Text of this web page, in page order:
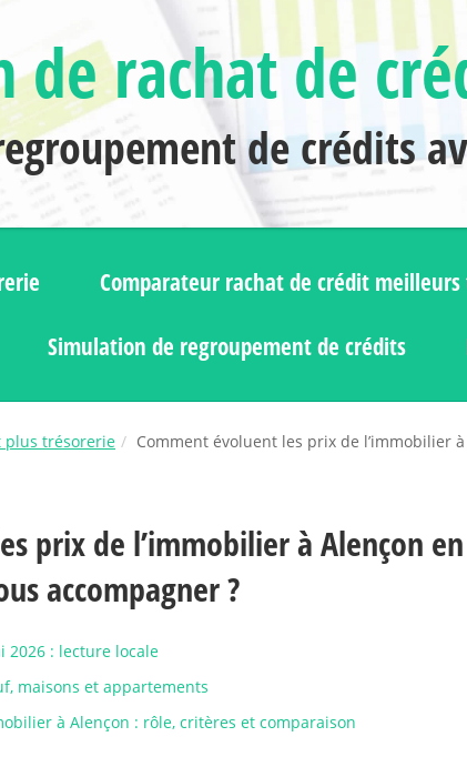
de rachat de
de crédits
Comparateur rachat de crédit
Simulation de regroupement de crédits
plus trésorerie Comment évoluent les prix de l’immobilier
prix de l’immobilier à Alençon
accompagner ?
2026 : lecture locale
maisons et appartements
à Alençon : rôle, critères et comparaison